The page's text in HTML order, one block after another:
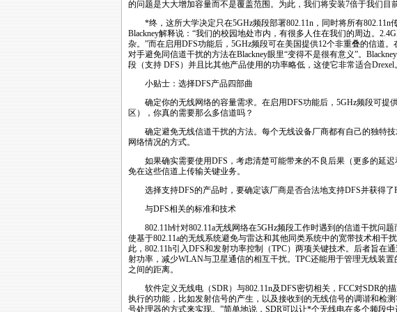
的问题是大大增加容量而不是覆盖范围。为此，我们将安装7倍于我们目
*终，这所大学决定只在5GHz频段部署802.11n ，同时将所有802.11n
Blackney解释说：“我们的校园地处市内，有很多人住在我们的周边。
杂。”而在启用DFS功能后，5GHz频段可在美国提供12个非重叠的信道。
对手避免同信道干扰的方法在Blackney眼里“变得不是很有意义”。
段（支持 DFS ）并且比其他产品使用的功率略低，这使它非常适合Drexel
小贴士：选择DFS产品四部曲
确定你的无线网络的容量需求。在启用DFS功能后，5GHz频段可提
区），你真的需要那么多信道吗？
确定避免无线信道干扰的方法。每个无线设备厂商都有自己的独特技
网络情况的方式。
如果确实需要使用DFS ，考虑清楚可能带来的不良后果（更多的延
免在这些信道上传输关键业务。
选择支持DFS的产品时，要确定该厂商是否合法地支持DFS并获得了
与DFS相关的标准和技术
802.11h针对802.11a无线网络在5GHz频段工作时遇到的信道干扰问题
使基于802.11a的无线系统避免与雷达和其他同类系统中的宽带技术相干
此，802.11h引入DFS和发射功率控制（TPC）两项关键技术。后者旨在
射功率，减少WLAN与卫星通信的相互干扰。TPC还能用于管理无线装
之间的距离。
软件定义无线电（SDR）与802.11n及DFS密切相关，FCC对SDR的
执行的功能，比如发射信号的产生，以及接收到的无线信号的调谐和检
号处理器的方式来实现。”简单地说，SDR可以让*个无线电在多个频段